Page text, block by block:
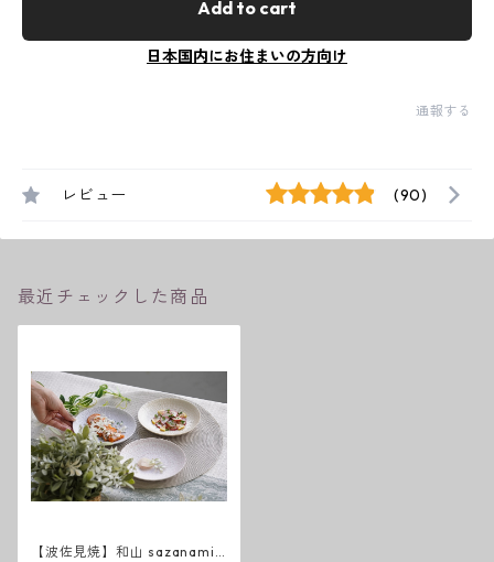
Add to cart
日本国内にお住まいの方向け
通報する
レビュー (90)
最近チェックした商品
【波佐見焼】和山 sazanami